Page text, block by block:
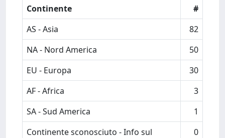
Continente
#
AS - Asia
82
NA - Nord America
50
EU - Europa
30
AF - Africa
3
SA - Sud America
1
Continente sconosciuto - Info sul
0